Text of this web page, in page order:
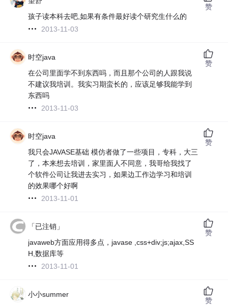
孩子读本科去吧,如果有条件最好读个研究生什么的
2013-11-03
赞
时空java
在公司里面学不到东西吗，而且那个公司的人跟我说
不建议我培训。我实习期蛮长的，应该足够我能学到
东西吗
2013-11-03
赞
时空java
我只会JAVASE基础 模仿者做了一些项目，专科，大三
了，本来想去培训，家里面人不同意，我哥给我找了
个软件公司让我进去实习，如果边工作边学习和培训
的效果哪个好啊
2013-11-01
赞
「已注销」
javaweb方面应用得多点，javase ,css+div;js;ajax,SS
H,数据库等
2013-11-01
赞
小小summer
赞